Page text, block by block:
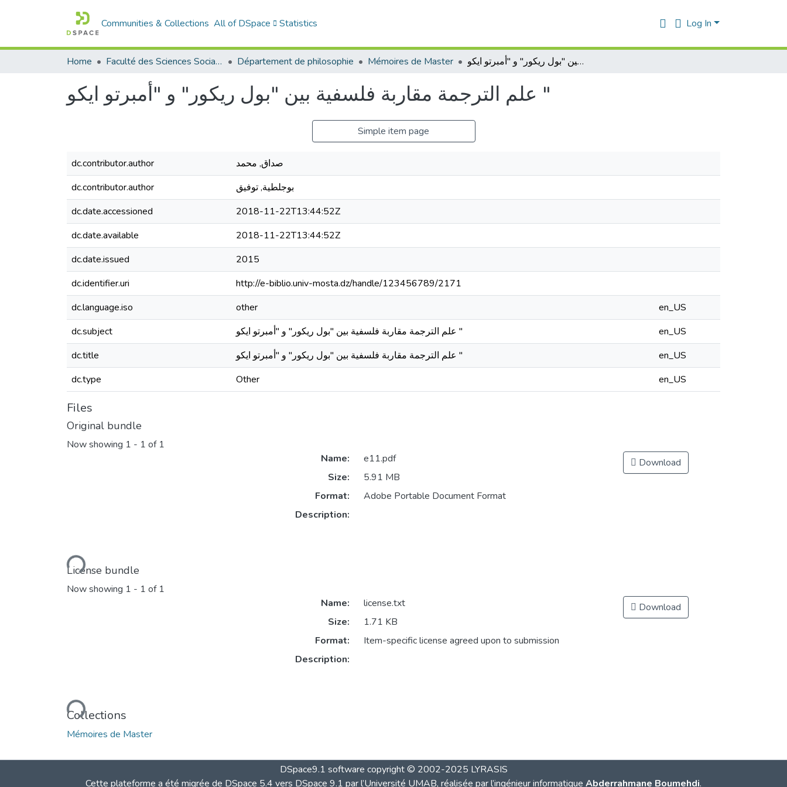
Communities & Collections All of DSpace Statistics Log In
Home Faculté des Sciences Sociales Département de philosophie Mémoires de Master علم الترجمة مقاربة فلسفية بين "بول ريكور" و "أمبرتو ايكو "
علم الترجمة مقاربة فلسفية بين "بول ريكور" و "أمبرتو ايكو "
Simple item page
dc.contributor.author
صداق, محمد
dc.contributor.author
بوجلطية, توفيق
dc.date.accessioned
2018-11-22T13:44:52Z
dc.date.available
2018-11-22T13:44:52Z
dc.date.issued
2015
dc.identifier.uri
http://e-biblio.univ-mosta.dz/handle/123456789/2171
dc.language.iso
other
en_US
dc.subject
علم الترجمة مقاربة فلسفية بين "بول ريكور" و "أمبرتو ايكو "
en_US
dc.title
علم الترجمة مقاربة فلسفية بين "بول ريكور" و "أمبرتو ايكو "
en_US
dc.type
Other en_US
Files
Original bundle
Now showing 1 - 1 of 1
Loading...
Name:
e11.pdf
Size:
5.91 MB
Format:
Adobe Portable Document Format
Description:
Download
License bundle
Now showing 1 - 1 of 1
Loading...
Name:
license.txt
Size:
1.71 KB
Format:
Item-specific license agreed upon to submission
Description:
Download
Collections
Mémoires de Master
DSpace9.1 software copyright © 2002-2025 LYRASIS
Cette plateforme a été migrée de DSpace 5.4 vers DSpace 9.1 par l’Université UMAB, réalisée par l’ingénieur informatique Abderrahmane Boumehdi.